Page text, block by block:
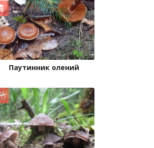
Паутинник олений